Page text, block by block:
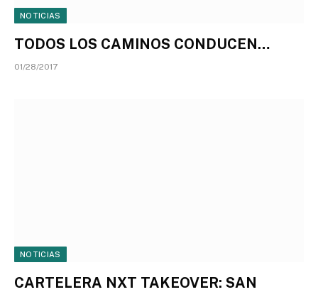
NOTICIAS
TODOS LOS CAMINOS CONDUCEN…
01/28/2017
NOTICIAS
CARTELERA NXT TAKEOVER: SAN